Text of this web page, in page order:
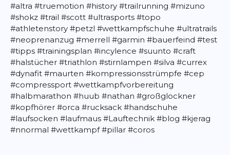
#altra #truemotion #history #trailrunning #mizuno
#shokz #trail #scott #ultrasports #topo
#athletenstory #petzl #wettkampfschuhe #ultratrails
#neoprenanzug #merrell #garmin #bauerfeind #test
#tipps #trainingsplan #incylence #suunto #craft
#halstücher #triathlon #stirnlampen #silva #currex
#dynafit #maurten #kompressionsstrümpfe #cep
#compressport #wettkampfvorbereitung
#halbmarathon #huub #nathan #großglockner
#kopfhörer #orca #rucksack #handschuhe
#laufsocken #laufmaus #Lauftechnik #blog #kjerag
#nnormal #wettkampf#pillar #coros